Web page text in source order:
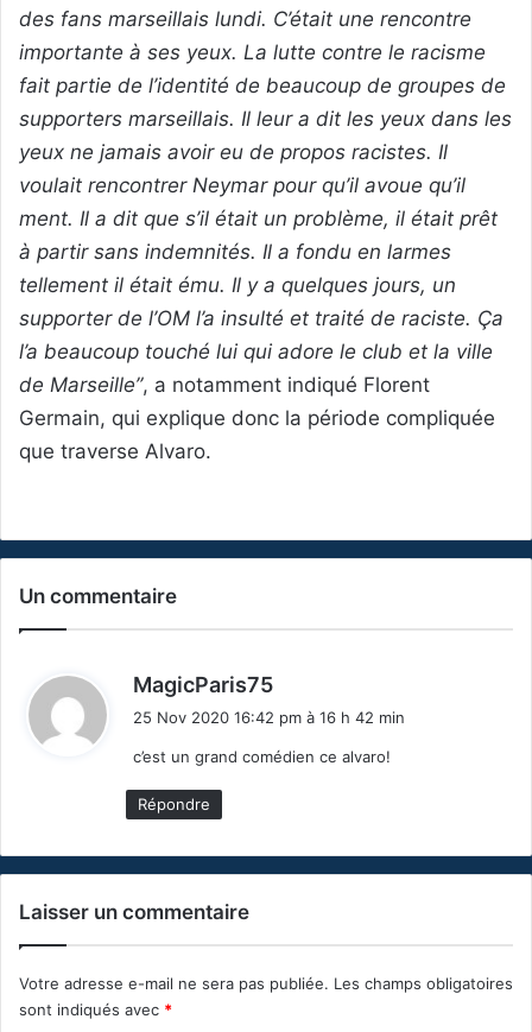
des fans marseillais lundi. C’était une rencontre
importante à ses yeux. La lutte contre le racisme
fait partie de l’identité de beaucoup de groupes de
supporters marseillais. Il leur a dit les yeux dans les
yeux ne jamais avoir eu de propos racistes. Il
voulait rencontrer Neymar pour qu’il avoue qu’il
ment. Il a dit que s’il était un problème, il était prêt
à partir sans indemnités. Il a fondu en larmes
tellement il était ému. Il y a quelques jours, un
supporter de l’OM l’a insulté et traité de raciste. Ça
l’a beaucoup touché lui qui adore le club et la ville
de Marseille”, a notamment indiqué Florent
Germain, qui explique donc la période compliquée
que traverse Alvaro.
Un commentaire
MagicParis75
25 Nov 2020 16:42 pm à 16 h 42 min
c’est un grand comédien ce alvaro!
Répondre
Laisser un commentaire
Votre adresse e-mail ne sera pas publiée. Les champs obligatoires
sont indiqués avec *